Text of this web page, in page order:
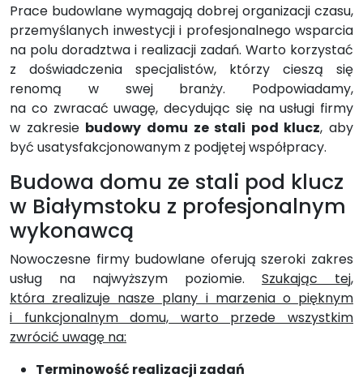
Prace budowlane wymagają dobrej organizacji czasu,
przemyślanych inwestycji i profesjonalnego wsparcia
na polu doradztwa i realizacji zadań. Warto korzystać
z doświadczenia specjalistów, którzy cieszą się
renomą w swej branży. Podpowiadamy,
na co zwracać uwagę, decydując się na usługi firmy
w zakresie budowy domu ze stali pod klucz, aby
być usatysfakcjonowanym z podjętej współpracy.
Budowa domu ze stali pod klucz
w Białymstoku z profesjonalnym
wykonawcą
Nowoczesne firmy budowlane oferują szeroki zakres
usług na najwyższym poziomie. Szukając tej,
która zrealizuje nasze plany i marzenia o pięknym
i funkcjonalnym domu, warto przede wszystkim
zwrócić uwagę na:
Terminowość realizacji zadań